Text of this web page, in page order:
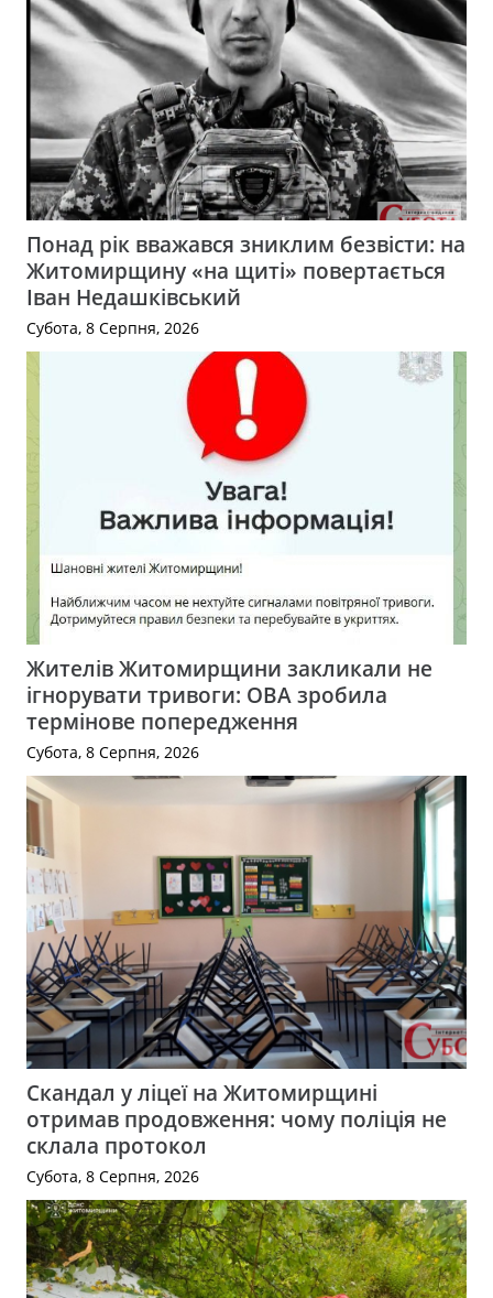
Понад рік вважався зниклим безвісти: на
Житомирщину «на щиті» повертається
Іван Недашківський
Субота, 8 Серпня, 2026
Жителів Житомирщини закликали не
ігнорувати тривоги: ОВА зробила
термінове попередження
Субота, 8 Серпня, 2026
Скандал у ліцеї на Житомирщині
отримав продовження: чому поліція не
склала протокол
Субота, 8 Серпня, 2026